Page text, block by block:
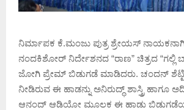
ನಿರ್ಮಾಪಕ ಕೆ.ಮಂಜು ಪುತ್ರ ಶ್ರೇಯಸ್
ನಂದಕಿಶೋರ್ ನಿರ್ದೇಶನದ “ರಾಣ” ಚಿತ್ರದ “ಗಲ್ಲಿ
ಜೋಗಿ ಪ್ರೇಮ್ ಬಿಡುಗಡೆ ಮಾಡಿದರು. ಚಂದನ್ ಶೆಟ್ಟಿ
ನೀಡಿರುವ ಈ ಹಾಡನ್ನು ಅನಿರುದ್ಧ್ ಶಾಸ್ತ್ರಿ ಹಾಗೂ
ಆನಂದ್ ಆಡಿಯೋ ಮೂಲಕ ಈ ಹಾಡು